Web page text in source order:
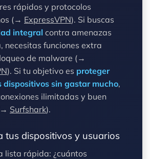
rápidos y protocolos
(→ ExpressVPN). Si buscas
integral contra amenazas
necesitas funciones extra
de malware (→
). Si tu objetivo es proteger
dispositivos sin gastar mucho,
ilimitadas y buen
Surfshark).
tus dispositivos y usuarios
lista rápida: ¿cuántos